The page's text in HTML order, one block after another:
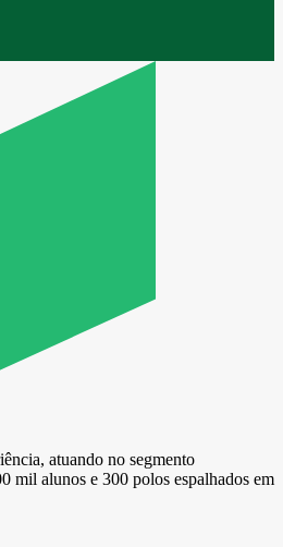
atuando no segmento
mil alunos e 300 polos espalhados em